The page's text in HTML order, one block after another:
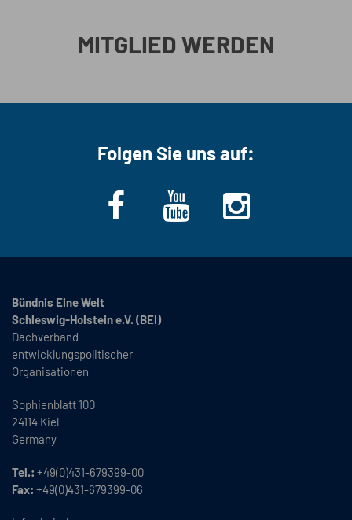
MITGLIED WERDEN
Folgen Sie uns auf:
Bündnis Eine Welt
Schleswig-Holstein e.V. (BEI)
Dachverband
entwicklungspolitischer
Organisationen
Sophienblatt 100
24114 Kiel
Germany
Tel.: +49(0)431-679399-00
Fax: +49(0)431-679399-06